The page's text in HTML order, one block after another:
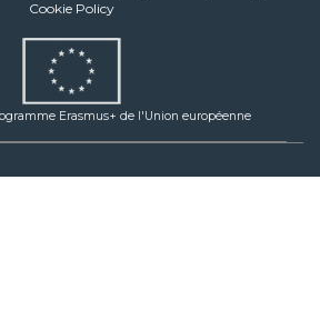
Cookie Policy
Erasmus+ de l'Union européenne